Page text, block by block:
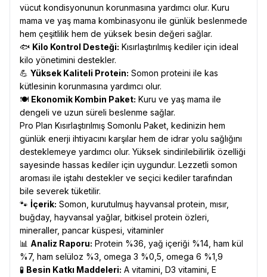
vücut kondisyonunun korunmasına yardımcı olur. Kuru
mama ve yaş mama kombinasyonu ile günlük beslenmede
hem çeşitlilik hem de yüksek besin değeri sağlar.
🐟 Kilo Kontrol Desteği: Kısırlaştırılmış kediler için ideal
kilo yönetimini destekler.
💪 Yüksek Kaliteli Protein: Somon proteini ile kas
kütlesinin korunmasına yardımcı olur.
🍽️ Ekonomik Kombin Paket: Kuru ve yaş mama ile
dengeli ve uzun süreli beslenme sağlar.
Pro Plan Kısırlaştırılmış Somonlu Paket, kedinizin hem
günlük enerji ihtiyacını karşılar hem de idrar yolu sağlığını
desteklemeye yardımcı olur. Yüksek sindirilebilirlik özelliği
sayesinde hassas kediler için uygundur. Lezzetli somon
aroması ile iştahı destekler ve seçici kediler tarafından
bile severek tüketilir.
🐾 İçerik: Somon, kurutulmuş hayvansal protein, mısır,
buğday, hayvansal yağlar, bitkisel protein özleri,
mineraller, pancar küspesi, vitaminler
📊 Analiz Raporu: Protein %36, yağ içeriği %14, ham kül
%7, ham selüloz %3, omega 3 %0,5, omega 6 %1,9
🧪 Besin Katkı Maddeleri: A vitamini, D3 vitamini, E